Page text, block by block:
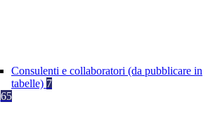
Consulenti e collaboratori (da pubblicare in
tabelle) 7
65